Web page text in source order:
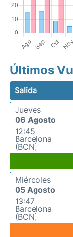
Últimos
Salida
Jueves
06 Agosto
12:45
Barcelona
(BCN)
Miércoles
05 Agosto
13:47
Barcelona
(BCN)